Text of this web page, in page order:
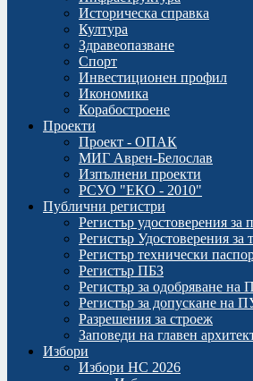
Историческа справка
Култура
Здравеопазване
Спорт
Инвестиционен профил
Икономика
Корабостроене
Проекти
Проект - ОПАК
МИГ Аврен-Белослав
Изпълнени проекти
РСУО "ЕКО - 2010"
Публични регистри
Регистър удостоверения за
Регистър Удостоверения за
Регистър технически
Регистър ПБЗ
Регистър за одобряване на
Регистър за допускане на
Разрешения за строеж
Заповеди на главен
Избори
Избори НС 2026